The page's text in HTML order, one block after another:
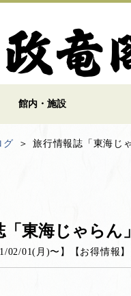
館内・施設
グ 旅行情報誌「東海じ
東海じゃらん
02/01(月)〜】 【 お得情報 】